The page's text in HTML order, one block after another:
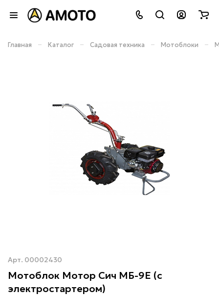
Главная – Каталог – Садовая техника – Мотоблоки –
Арт. 00002430
Мотоблок Мотор Сич МБ-9E (с
электростартером)